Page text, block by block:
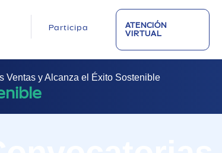
Participa
ATENCIÓN
VIRTUAL
Ventas y Alcanza el Éxito Sostenible